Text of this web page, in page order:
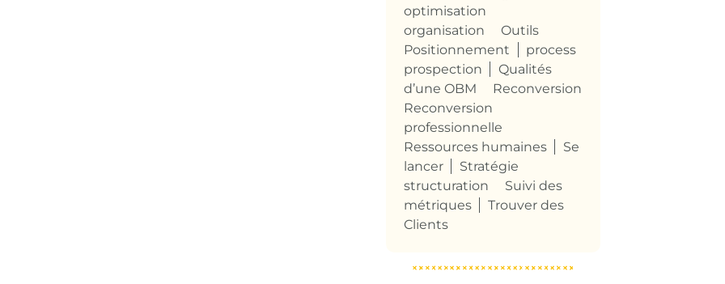
optimisation
organisation
Outils
Positionnement
process
prospection
Qualités
d’une OBM
Reconversion
Reconversion
professionnelle
Ressources humaines
Se
lancer
Stratégie
structuration
Suivi des
métriques
Trouver des
Clients